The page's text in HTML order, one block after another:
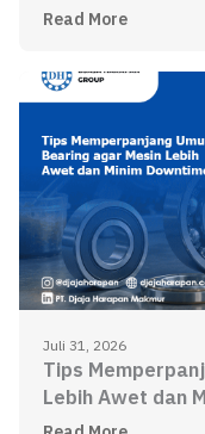
Read More
Tips
Lebih Awet dan
Juli 31, 2026